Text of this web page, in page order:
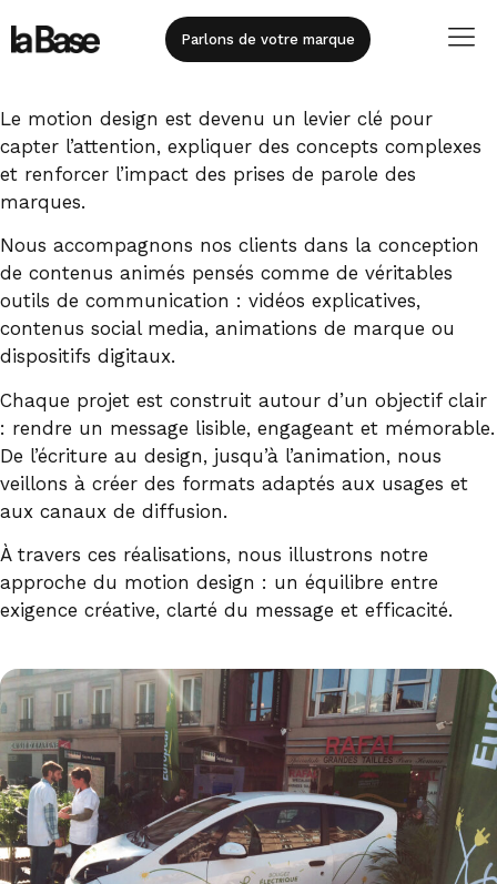
Parlons de votre marque
Le motion design est devenu un levier clé pour
capter l’attention, expliquer des concepts complexes
et renforcer l’impact des prises de parole des
marques.
Nous accompagnons nos clients dans la conception
de contenus animés pensés comme de véritables
outils de communication : vidéos explicatives,
contenus social media, animations de marque ou
dispositifs digitaux.
Chaque projet est construit autour d’un objectif clair
: rendre un message lisible, engageant et mémorable.
De l’écriture au design, jusqu’à l’animation, nous
veillons à créer des formats adaptés aux usages et
aux canaux de diffusion.
À travers ces réalisations, nous illustrons notre
approche du motion design : un équilibre entre
exigence créative, clarté du message et efficacité.